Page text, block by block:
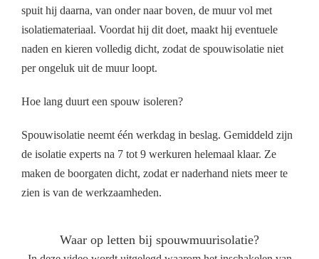
spuit hij daarna, van onder naar boven, de muur vol met
isolatiemateriaal. Voordat hij dit doet, maakt hij eventuele
naden en kieren volledig dicht, zodat de spouwisolatie niet
per ongeluk uit de muur loopt.
Hoe lang duurt een spouw isoleren?
Spouwisolatie neemt één werkdag in beslag. Gemiddeld zijn
de isolatie experts na 7 tot 9 werkuren helemaal klaar. Ze
maken de boorgaten dicht, zodat er naderhand niets meer te
zien is van de werkzaamheden.
Waar op letten bij spouwmuurisolatie?